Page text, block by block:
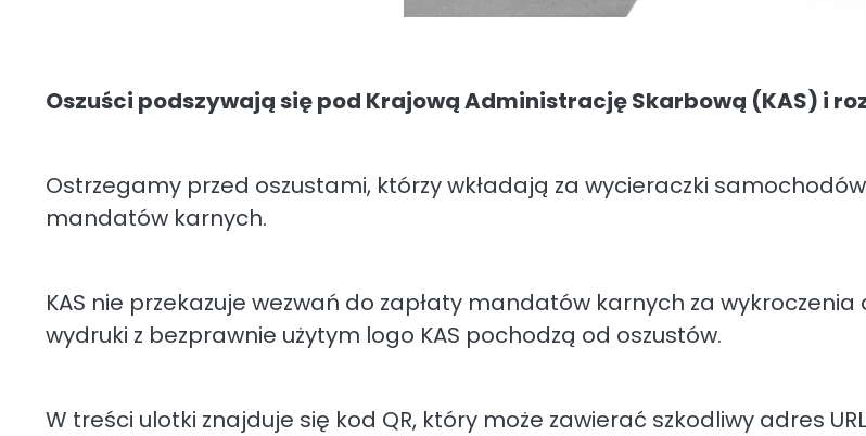
Oszuści podszywają się pod Krajową Administrację Skarbową (KAS) i
Ostrzegamy przed oszustami, którzy wkładają za wycieraczki
mandatów karnych.
KAS nie przekazuje wezwań do zapłaty mandatów karnych za
wydruki z bezprawnie użytym logo KAS pochodzą od oszustów.
W treści ulotki znajduje się kod QR, który może zawierać szkodliwy adres